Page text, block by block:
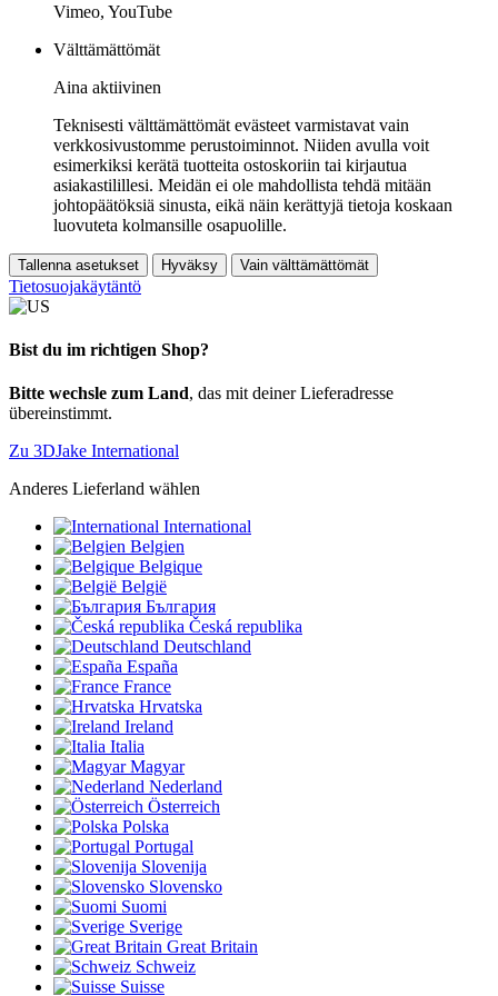
Vimeo, YouTube
Välttämättömät
Aina aktiivinen
Teknisesti välttämättömät evästeet varmistavat vain
verkkosivustomme perustoiminnot. Niiden avulla voit
esimerkiksi kerätä tuotteita ostoskoriin tai kirjautua
asiakastilillesi. Meidän ei ole mahdollista tehdä mitään
johtopäätöksiä sinusta, eikä näin kerättyjä tietoja koskaan
luovuteta kolmansille osapuolille.
Tallenna asetukset Hyväksy Vain välttämättömät
Tietosuojakäytäntö
Bist du im richtigen Shop?
Bitte wechsle zum Land, das mit deiner Lieferadresse
übereinstimmt.
Zu 3DJake International
Anderes Lieferland wählen
International
Belgien
Belgique
België
България
Česká republika
Deutschland
España
France
Hrvatska
Ireland
Italia
Magyar
Nederland
Österreich
Polska
Portugal
Slovenija
Slovensko
Suomi
Sverige
Great Britain
Schweiz
Suisse